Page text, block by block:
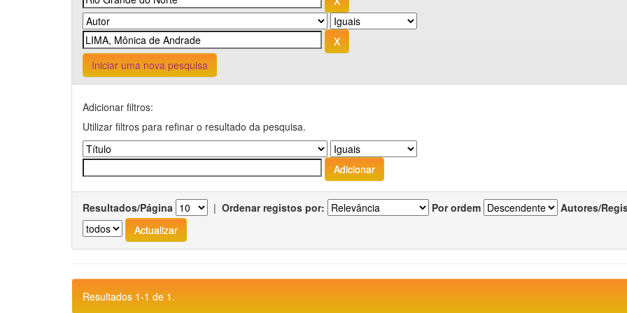
Iniciar uma nova pesquisa
Adicionar filtros:
Utilizar filtros para refinar o resultado da pesquisa.
Resultados/Página | Ordenar registos por: Por ordem Autores/
Resultados 1-1 de 1.